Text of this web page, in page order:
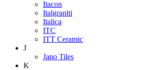
Itacon
Italgraniti
Italica
ITC
ITT Ceramic
J
Jano Tiles
K